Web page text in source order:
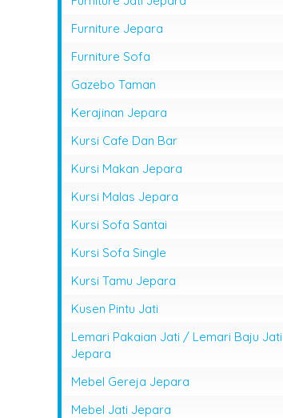
Furniture Jepara
Furniture Sofa
Gazebo Taman
Kerajinan Jepara
Kursi Cafe Dan Bar
Kursi Makan Jepara
Kursi Malas Jepara
Kursi Sofa Santai
Kursi Sofa Single
Kursi Tamu Jepara
Kusen Pintu Jati
Lemari Pakaian Jati / Lemari Baju Jati
Jepara
Mebel Gereja Jepara
Mebel Jati Jepara